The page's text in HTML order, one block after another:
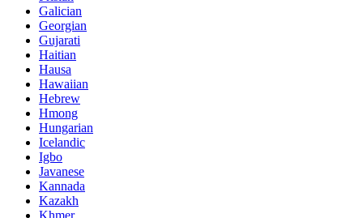
Galician
Georgian
Gujarati
Haitian
Hausa
Hawaiian
Hebrew
Hmong
Hungarian
Icelandic
Igbo
Javanese
Kannada
Kazakh
Khmer